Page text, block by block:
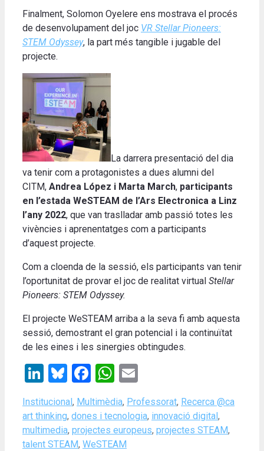
Finalment, Solomon Oyelere ens mostrava el procés
de desenvolupament del joc VR Stellar Pioneers:
STEM Odyssey, la part més tangible i jugable del
projecte.
La darrera presentació del dia
va tenir com a protagonistes a dues alumni del
CITM, Andrea López i Marta March, participants
en l’estada WeSTEAM de l’Ars Electronica a Linz
l’any 2022, que van traslladar amb passió totes les
vivències i aprenentatges com a participants
d’aquest projecte.
Com a cloenda de la sessió, els participants van tenir
l’oportunitat de provar el joc de realitat virtual Stellar
Pioneers: STEM Odyssey.
El projecte WeSTEAM arriba a la seva fi amb aquesta
sessió, demostrant el gran potencial i la continuïtat
de les eines i les sinergies obtingudes.
LinkedIn
Bluesky
Facebook
WhatsApp
Categories
Institucional , Multimèdia, Professorat, Recerca @caTags
art thinking, dones i tecnologia, innovació digital ,
multimedia, projectes europeus, projectes STEAM,
talent STEAM, WeSTEAM